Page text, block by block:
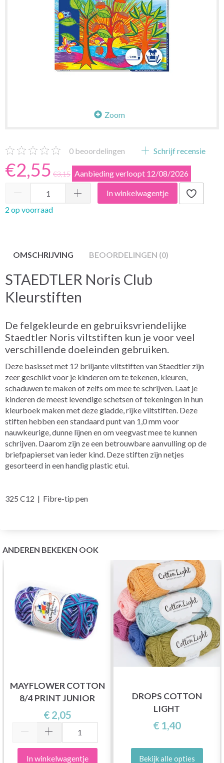
Zoom
0 beoordelingen Schrijf recensie
€2,55 €3,15 Aanbieding verloopt 12/08/2026
In winkelwagentje
2 op voorraad
OMSCHRIJVING BEOORDELINGEN (0)
STAEDTLER Noris Club
Kleurstiften
De felgekleurde en gebruiksvriendelijke
Staedtler Noris viltstiften kun je voor veel
verschillende doeleinden gebruiken.
Deze basisset met 12 briljante viltstiften van Staedtler zijn
zeer geschikt voor je kinderen om te tekenen, kleuren,
schaduwen te maken of zelfs om mee te schrijven. Laat je
kinderen de meest levendige schetsen of tekeningen in hun
kleurboek maken met deze gladde, rijke viltstiften. Deze
stiften hebben een standaard punt van 1,0 mm voor
nauwkeurige, dunne lijnen en om veegvast mee te kunnen
schrijven. Daarom zijn ze een betrouwbare aanvulling op de
briefpapierset van ieder kind. Deze stiften zijn netjes
gesorteerd in een handig plastic etui.
325 C12 | Fibre-tip pen
ANDEREN BEKEKEN OOK
MAYFLOWER COTTON
8/4 PRINT JUNIOR
€ 2,05
In winkelwagentje
DROPS COTTON
LIGHT
€ 1,40
Bekijk alle opties